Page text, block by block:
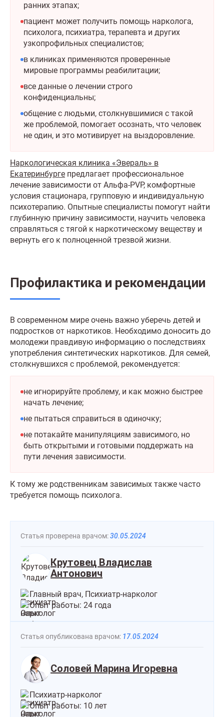
ранних этапах;
пациент может получить помощь нарколога,
психолога, психиатра, терапевта и других
узкопрофильных специалистов;
в клиниках применяются проверенные
мировые программы реабилитации;
все данные о лечении строго
конфиденциальны;
общение с людьми, столкнувшимися с такой
же проблемой, помогает осознать, что человек
не один, и это мотивирует на выздоровление.
Наркологическая клиника «Эвераль» в
Екатеринбурге предлагает профессиональное
лечение зависимости от Альфа-PVP, комфортные
условия стационара, групповую и индивидуальную
психотерапию. Опытные специалисты помогут найти
глубинную причину зависимости, научить человека
справляться с тягой к наркотическому веществу и
вернуть его к полноценной трезвой жизни.
Профилактика и рекомендации
В современном мире очень важно уберечь детей и
подростков от наркотиков. Необходимо доносить до
молодежи правдивую информацию о последствиях
употребления синтетических наркотиков. Для семей,
столкнувшихся с проблемой, рекомендуется:
не игнорируйте проблему, и как можно быстрее
начать лечение;
не пытаться справиться в одиночку;
не потакайте манипуляциям зависимого, но
быть открытыми и готовыми поддержать на
пути лечения зависимости.
К тому же родственникам зависимых также часто
требуется помощь психолога.
Статья проверена врачом:30.05.2024
Крутовец Владислав
Антонович
Главный врач, Психиатр-нарколог
Опыт работы: 24 года
Статья опубликована врачом: 17.05.2024
Соловей Марина Игоревна
Психиатр-нарколог
Опыт работы: 10 лет